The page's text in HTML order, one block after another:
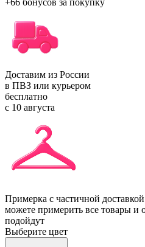
+66 бонусов за покупку
Доставим из России
в ПВЗ или курьером
бесплатно
с 10 августа
Примерка с частичной доставкой
можете примерить все товары и
подойдут
Выберите цвет